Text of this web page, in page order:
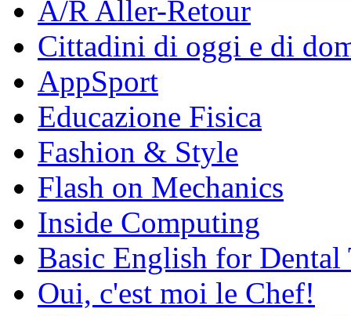
A/R Aller-Retour
Cittadini di oggi e di
AppSport
Educazione Fisica
Fashion & Style
Flash on Mechanics
Inside Computing
Basic English for Dental
Oui, c'est moi le Chef!